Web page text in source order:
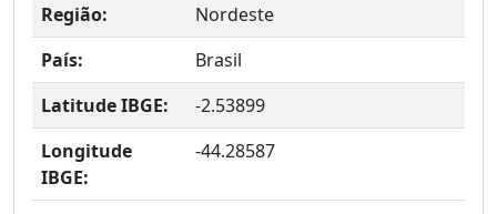
Região:
Nordeste
País:
Brasil
Latitude IBGE:
-2.53899
Longitude
IBGE:
-44.28587